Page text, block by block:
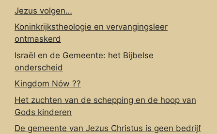
Jezus volgen…
Koninkrijkstheologie en vervangingsleer
ontmaskerd
Israël en de Gemeente: het Bijbelse
onderscheid
Kingdom Nów ??
Het zuchten van de schepping en de hoop van
Gods kinderen
De gemeente van Jezus Christus is geen bedrijf